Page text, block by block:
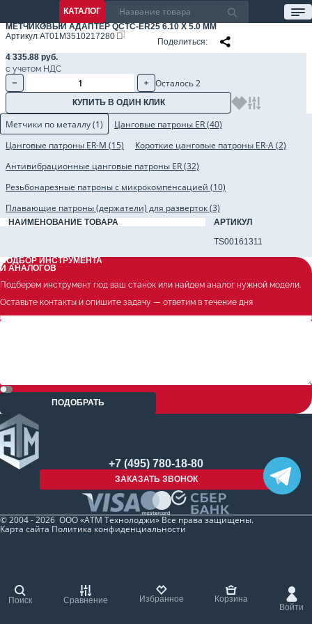
КАТАЛОГ
Поиск Сравнение Избранное
Корзина
Войти
МЕТЧИКОВЫЙ АДАПТЕР QCTC-ER25 6.10 X 5.0 ММ
Артикул AT01M3510217280
Поделиться
4 335.88 руб.
с учетом НДС
Осталось 2
КУПИТЬ В ОДИН КЛИК
Метчики по металлу (1)
Цанговые патроны ER (40)
Цанговые патроны ER-M (15)
Короткие цанговые патроны ER-A (2)
Антивибрационные цанговые патроны ER (32)
Резьбонарезные патроны с микрокомпенсацией (10)
Плавающие патроны (держатели) для разверток (3)
НАИМЕНОВАНИЕ ТОВАРА
АРТИКУЛ
TS00161311
ПОДБОР ИНСТРУМЕНТА
И АНАЛОГОВ
Подберем инструмент под ваш станок или найдем аналог нужной модели.
Оставьте контакты и опишите задачу — ответим в течение дня
ПОДОБРАТЬ
+7 (495) 780-18-80
ЗАКАЗАТЬ ЗВОНОК
© 2004 - 2026 ООО «АТМ Технолоджи» Все права защищены.
Карта сайта Политика конфиденциальности